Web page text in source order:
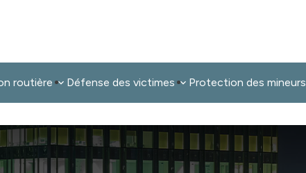
routière Défense des victimes Protection des mineurs